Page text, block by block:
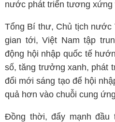
nước phát triển tương xứng
Tổng Bí thư, Chủ tịch nước
gian tới, Việt Nam tập
động hội nhập quốc tế
số, tăng trưởng xanh, phát
đổi mới sáng tạo để hội
quả hơn vào chuỗi cung
Đồng thời, đẩy mạnh đầu